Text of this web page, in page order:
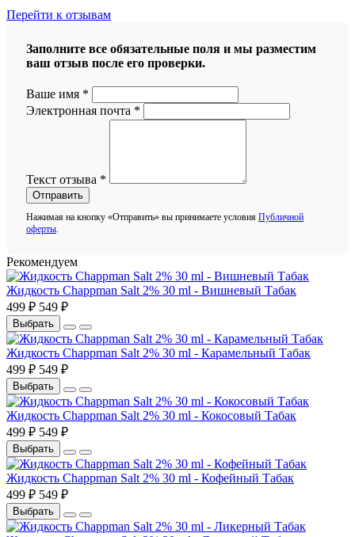
Перейти к отзывам
Заполните все обязательные поля и мы разместим
ваш отзыв после его проверки.
Ваше имя *
Электронная почта *
Текст отзыва *
Отправить
Нажимая на кнопку «Отправить» вы принимаете условия Публичной
оферты.
Рекомендуем
Жидкость Chappman Salt 2% 30 ml - Вишневый Табак
499 ₽ 549 ₽
Выбрать
Жидкость Chappman Salt 2% 30 ml - Карамельный Табак
499 ₽ 549 ₽
Выбрать
Жидкость Chappman Salt 2% 30 ml - Кокосовый Табак
499 ₽ 549 ₽
Выбрать
Жидкость Chappman Salt 2% 30 ml - Кофейный Табак
499 ₽ 549 ₽
Выбрать